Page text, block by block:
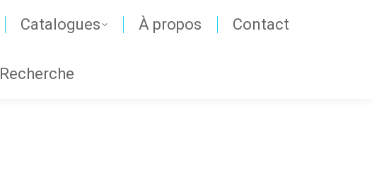
Catalogues À propos Contact
Recherche